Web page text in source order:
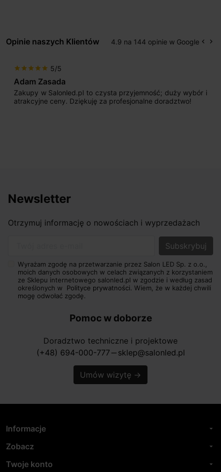
Opinie naszych Klientów 4.9 na 144 opinie w Google keyboard_arrow_left keyboard_arrow_right
star star star star star 5/5
Adam Zasada
Zakupy w Salonled.pl to czysta przyjemność; duży wybór i
atrakcyjne ceny. Dziękuję za profesjonalne doradztwo!
Newsletter
Otrzymuj informację o nowościach i wyprzedażach
Wyrażam zgodę na przetwarzanie przez Salon LED Sp. z o.o.,
moich danych osobowych w celach związanych z korzystaniem
ze Sklepu internetowego salonled.pl w zgodzie i według zasad
określonych w Polityce prywatności. Wiem, że w każdej chwili
mogę odwołać zgodę.
Pomoc w doborze
Doradztwo techniczne i projektowe
(+48) 694-000-777 horizontal_rule sklep@salonled.pl
Umów wizytę →
Informacje arrow_drop_down
Zobacz arrow_drop_down
Twoje konto arrow_drop_down